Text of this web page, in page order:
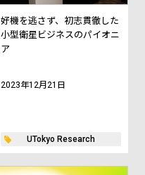
好機を逃さず、初志貫徹した
小型衛星ビジネスのパイオニ
ア
2023年12月21日
UTokyo Research